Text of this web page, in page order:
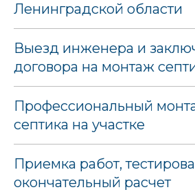
Ленинградской области
Выезд инженера и
договора на монтаж
Профессиональный
септика на участке
Приемка работ,
окончательный расчет